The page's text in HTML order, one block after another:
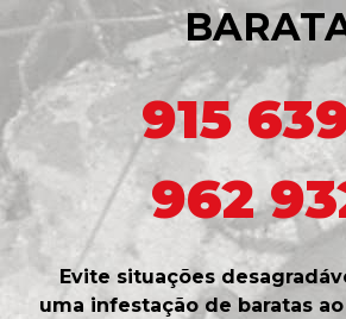
915
962
Evite situações
uma infestação de baratas